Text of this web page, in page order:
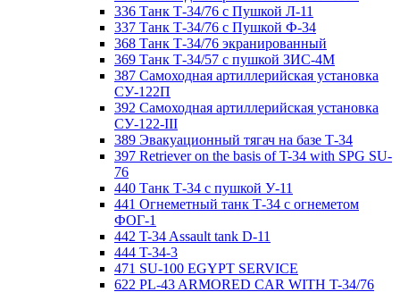
336 Танк Т-34/76 с Пушкой Л-11
337 Танк Т-34/76 с Пушкой Ф-34
368 Танк Т-34/76 экранированный
369 Танк Т-34/57 с пушкой ЗИС-4М
387 Самоходная артиллерийская установка
СУ-122П
392 Самоходная артиллерийская установка
СУ-122-III
389 Эвакуационный тягач на базе Т-34
397 Retriever on the basis of T-34 with SPG SU-
76
440 Танк Т-34 с пушкой У-11
441 Огнеметный танк Т-34 с огнеметом
ФОГ-1
442 T-34 Assault tank D-11
444 T-34-3
471 SU-100 EGYPT SERVICE
622 PL-43 ARMORED CAR WITH T-34/76